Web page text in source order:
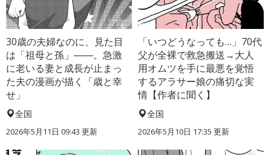
30歳の夫婦なのに、見た目
は「祖母と孫」――。急激
に老いる妻と成長が止まっ
た夫の漫画が描く「歳と幸
せ」
全国
2026年5月11日 09:43 更新
「いつどうなっても…」70代
父が全裸で救急搬送→大人
用オムツを手に最悪を覚悟
するアラサー娘の痛切な実
情【作者に聞く】
全国
2026年5月10日 17:35 更新